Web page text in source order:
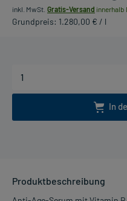
inkl. MwSt. Gratis-Versand innerhalb
Grundpreis: 1.280,00 € / l
In
Produktbeschreibung